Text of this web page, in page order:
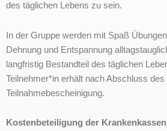
des täglichen Lebens zu sein.
In der Gruppe werden mit Spaß
Dehnung und Entspannung
langfristig Bestandteil des täglichen
Teilnehmer*in erhält nach Abschluss
Teilnahmebescheinigung.
Kostenbeteiligung der Krankenkassen